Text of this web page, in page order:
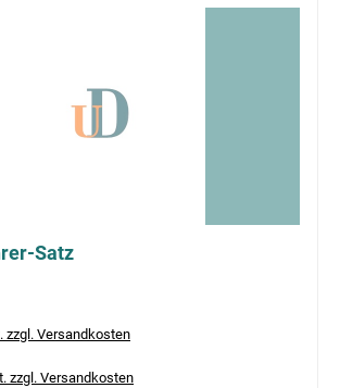
Satz
zzgl. Versandkosten
zzgl. Versandkosten